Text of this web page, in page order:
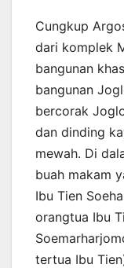
Cungkup
dari komplek
bangunan
bangunan
bercorak
dan dinding
mewah. Di
buah makam
Ibu Tien
orangtua Ibu
tertua Ibu